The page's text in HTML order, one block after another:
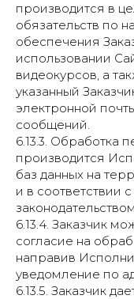
производится в
обязательств по
обеспечения
использовании
видеокурсов, а
указанный
электронной
сообщений.
6.13.3. Обработка
производится
баз данных на
и в соответствии
6.13.4. Заказчик
согласие на
направив
уведомление по
6.13.5. Заказчик